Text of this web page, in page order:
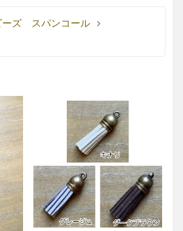
ズ スパンコール